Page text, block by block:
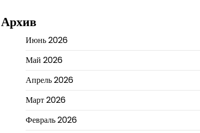
Архив
Июнь 2026
Май 2026
Апрель 2026
Март 2026
Февраль 2026